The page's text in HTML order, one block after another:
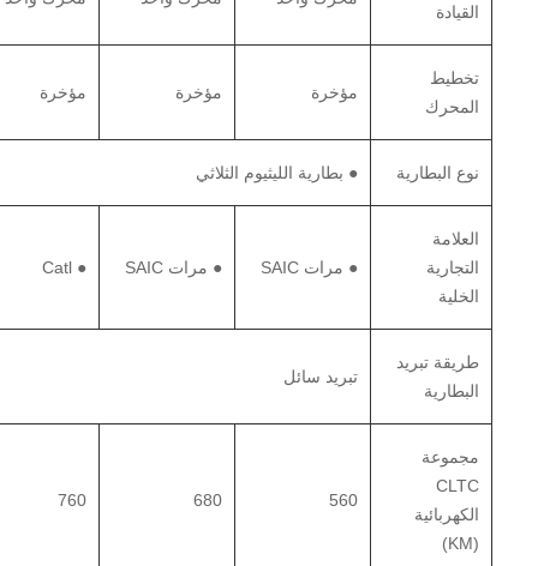
القيادة
تخطيط
المحرك
مؤخرة مؤخرة مؤخرة
نوع البطارية ● بطارية الليثيوم الثلاثي
العلامة
التجارية
الخلية
● مرات SAIC ● مرات SAIC ● Catl
طريقة تبريد
البطارية
تبريد سائل
مجموعة
CLTC
الكهربائية
(KM)
560
680
760